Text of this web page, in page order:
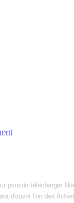
pouvoir télécharger
d'ouvrir l'un des